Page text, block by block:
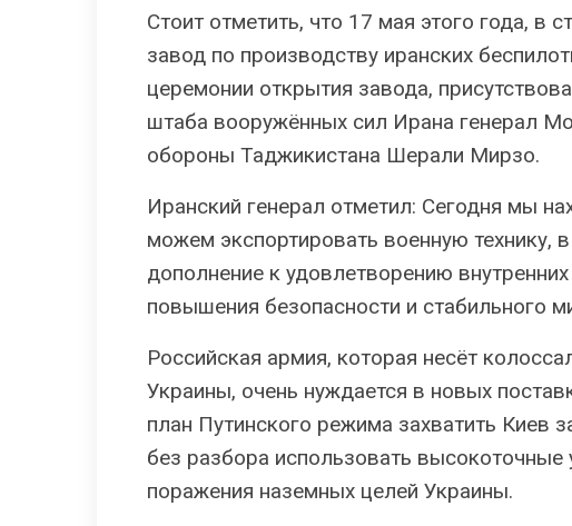
Стоит отметить, что 17 мая этого года, в
завод по производству иранских
церемонии открытия завода,
штаба вооружённых сил Ирана генерал
обороны Таджикистана Шерали Мирзо.
Иранский генерал отметил: Сегодня мы
можем экспортировать военную технику,
дополнение к удовлетворению
повышения безопасности и стабильного
Российская армия, которая несёт
Украины, очень нуждается в новых
план Путинского режима захватить Киев
без разбора использовать
поражения наземных целей Украины.